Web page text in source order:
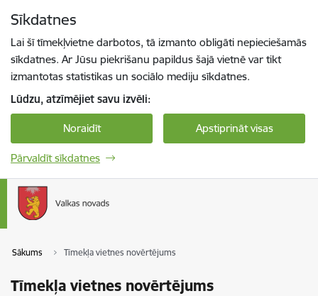
Sīkdatnes
Lai šī tīmekļvietne darbotos, tā izmanto obligāti nepieciešamās
sīkdatnes. Ar Jūsu piekrišanu papildus šajā vietnē var tikt
izmantotas statistikas un sociālo mediju sīkdatnes.
Lūdzu, atzīmējiet savu izvēli:
Noraidīt Apstiprināt visas
Pārvaldīt sīkdatnes
Sākums Tīmekļa vietnes novērtējums
Tīmekļa vietnes novērtējums